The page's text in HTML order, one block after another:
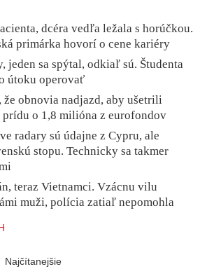
dcéra vedľa ležala s horúčkou.
primárka hovorí o cene kariéry
jeden sa spýtal, odkiaľ sú. Študenta
útoku operovať
obnovia nadjazd, aby ušetrili
prídu o 1,8 milióna z eurofondov
radary sú údajne z Cypru, ale
stopu. Technicky sa takmer
teraz Vietnamci. Vzácnu vilu
muži, polícia zatiaľ nepomohla
Najčítanejšie